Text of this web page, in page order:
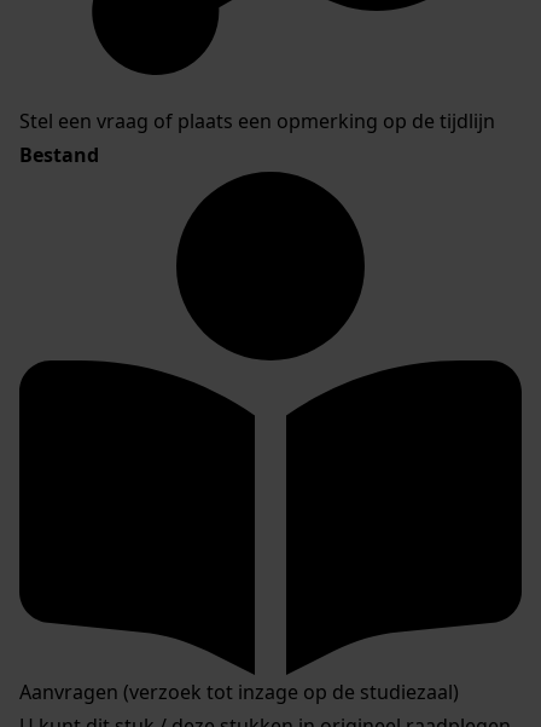
Stel een vraag of plaats een opmerking op de tijdlijn
Bestand
Aanvragen (verzoek tot inzage op de studiezaal)